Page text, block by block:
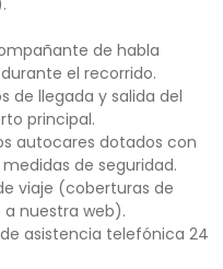
de habla
el recorrido.
de llegada y salida del
principal.
autocares dotados con
de seguridad.
viaje (coberturas de
nuestra web).
asistencia telefónica 24